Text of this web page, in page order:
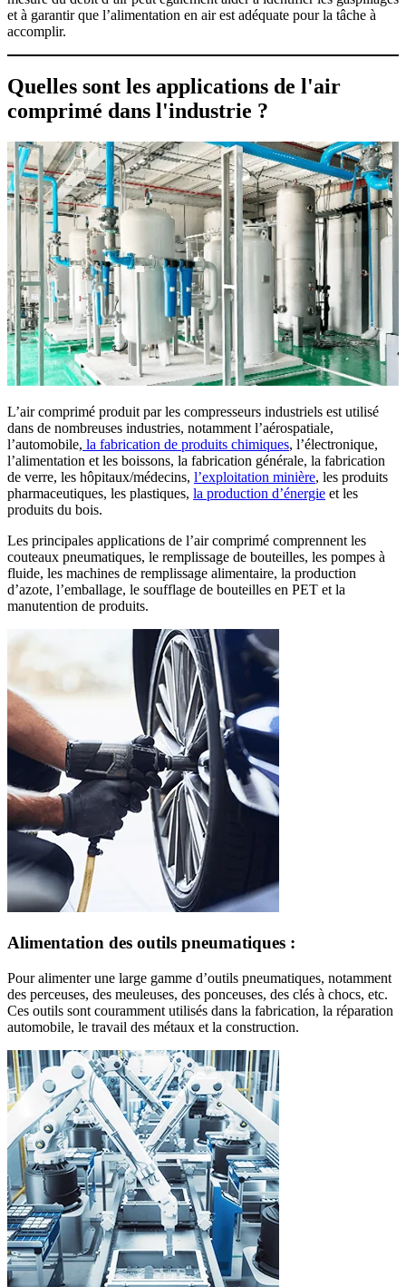
et à garantir que l’alimentation en air est adéquate pour la tâche à
accomplir.
Quelles sont les applications de l'air
comprimé dans l'industrie ?
L’air comprimé produit par les compresseurs industriels est utilisé
dans de nombreuses industries, notamment l’aérospatiale,
l’automobile, la fabrication de produits chimiques, l’électronique,
l’alimentation et les boissons, la fabrication générale, la fabrication
de verre, les hôpitaux/médecins, l’exploitation minière, les produits
pharmaceutiques, les plastiques, la production d’énergie et les
produits du bois.
Les principales applications de l’air comprimé comprennent les
couteaux pneumatiques, le remplissage de bouteilles, les pompes à
fluide, les machines de remplissage alimentaire, la production
d’azote, l’emballage, le soufflage de bouteilles en PET et la
manutention de produits.
Alimentation des outils pneumatiques :
Pour alimenter une large gamme d’outils pneumatiques, notamment
des perceuses, des meuleuses, des ponceuses, des clés à chocs, etc.
Ces outils sont couramment utilisés dans la fabrication, la réparation
automobile, le travail des métaux et la construction.